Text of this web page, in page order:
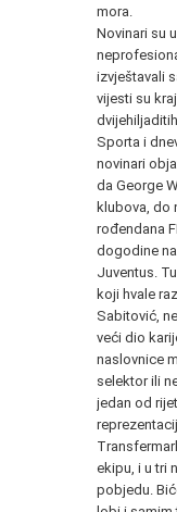
mora.
Novinari su
izvještavali
vijesti su
Sporta i
novinari
da George
klubova, do
rođendana
dogodine
Juventus.
koji hvale
Sabitović,
veći dio
naslovnice
selektor ili
jedan od
ekipu, i u tri
pobjedu.